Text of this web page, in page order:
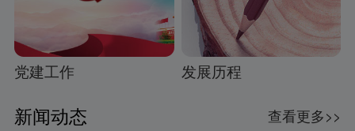
党建工作 发展历程
新闻动态 查看更多>>